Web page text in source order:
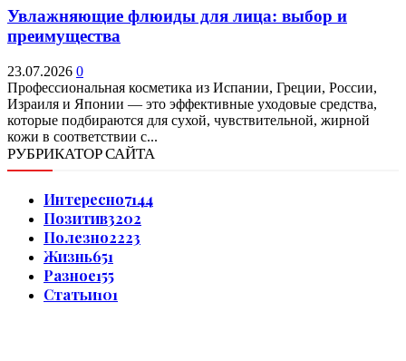
Увлажняющие флюиды для лица: выбор и
преимущества
23.07.2026 0
Профессиональная косметика из Испании, Греции, России,
Израиля и Японии — это эффективные уходовые средства,
которые подбираются для сухой, чувствительной, жирной
кожи в соответствии с...
РУБРИКАТОР САЙТА
Интересно7144
Позитив3202
Полезно2223
Жизнь651
Разное155
Статьи101